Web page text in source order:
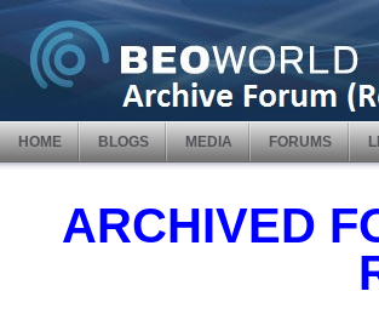
HOME BLOGS MEDIA FORUMS
ARCHIVED